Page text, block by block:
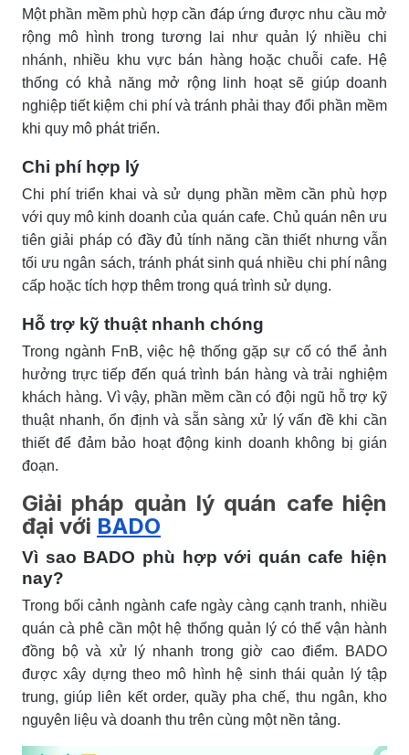
Một phần mềm phù hợp cần đáp ứng được nhu cầu mở
rộng mô hình trong tương lai như quản lý nhiều chi
nhánh, nhiều khu vực bán hàng hoặc chuỗi cafe. Hệ
thống có khả năng mở rộng linh hoạt sẽ giúp doanh
nghiệp tiết kiệm chi phí và tránh phải thay đổi phần mềm
khi quy mô phát triển.
Chi phí hợp lý
Chi phí triển khai và sử dụng phần mềm cần phù hợp
với quy mô kinh doanh của quán cafe. Chủ quán nên ưu
tiên giải pháp có đầy đủ tính năng cần thiết nhưng vẫn
tối ưu ngân sách, tránh phát sinh quá nhiều chi phí nâng
cấp hoặc tích hợp thêm trong quá trình sử dụng.
Hỗ trợ kỹ thuật nhanh chóng
Trong ngành FnB, việc hệ thống gặp sự cố có thể ảnh
hưởng trực tiếp đến quá trình bán hàng và trải nghiệm
khách hàng. Vì vậy, phần mềm cần có đội ngũ hỗ trợ kỹ
thuật nhanh, ổn định và sẵn sàng xử lý vấn đề khi cần
thiết để đảm bảo hoạt động kinh doanh không bị gián
đoạn.
Giải pháp quản lý quán cafe hiện
đại với BADO
Vì sao BADO phù hợp với quán cafe hiện
nay?
Trong bối cảnh ngành cafe ngày càng cạnh tranh, nhiều
quán cà phê cần một hệ thống quản lý có thể vận hành
đồng bộ và xử lý nhanh trong giờ cao điểm. BADO
được xây dựng theo mô hình hệ sinh thái quản lý tập
trung, giúp liên kết order, quầy pha chế, thu ngân, kho
nguyên liệu và doanh thu trên cùng một nền tảng.